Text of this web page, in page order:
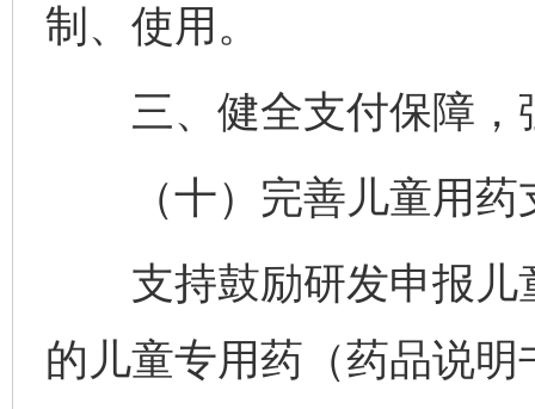
制、使用。
三、健全支付保障，
（十）完善儿童用药
支持鼓励研发申报儿
的儿童专用药（药品说